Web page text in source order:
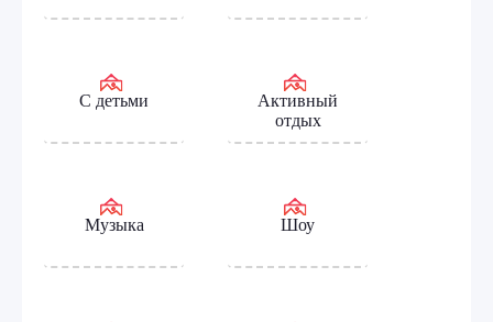
С детьми
Активный
отдых
Музыка Шоу